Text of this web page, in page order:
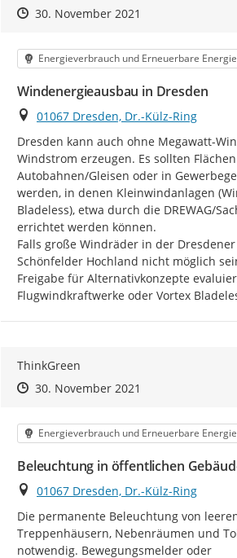
Zeitpunkt des Erstellens
Zeitpunkt des Erstellens
30. November 2021
Kategorie
Energieverbrauch und Erneuerbare
Windenergieausbau in Dresden
Ort
01067 Dresden, Dr.-Külz-Ring
Dresden kann auch ohne Megawatt-
Windstrom erzeugen. Es sollten
Autobahnen/Gleisen oder in
werden, in denen Kleinwindanlagen
Bladeless), etwa durch die DREWAG/
errichtet werden können.
Falls große Windräder in der
Schönfelder Hochland nicht möglich
Freigabe für Alternativkonzepte
Flugwindkraftwerke oder Vortex
ThinkGreen
Zeitpunkt des Erstellens
Zeitpunkt des Erstellens
30. November 2021
Kategorie
Energieverbrauch und Erneuerbare
Beleuchtung in öffentlichen
Ort
01067 Dresden, Dr.-Külz-Ring
Die permanente Beleuchtung von
Treppenhäusern, Nebenräumen und
notwendig. Bewegungsmelder oder